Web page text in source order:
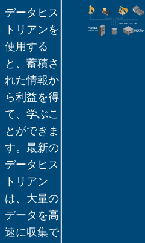
データヒス
トリアンを
使用する
と、蓄積さ
れた情報か
ら利益を得
て、学ぶこ
とができま
す。最新の
データヒス
トリアン
は、大量の
データを高
速に収集で